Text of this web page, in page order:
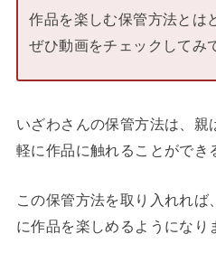
作品を楽しむ保管方法とは
ぜひ動画をチェックしてみ
いざわさんの保管方法は、
軽に作品に触れることができ
この保管方法を取り入れれ
に作品を楽しめるようになり